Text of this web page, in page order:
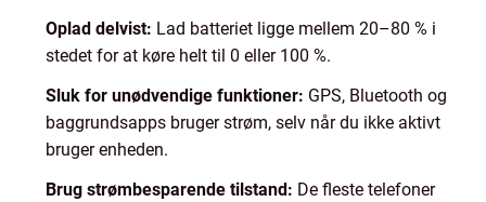
Oplad delvist: Lad batteriet ligge mellem 20–80 % i
stedet for at køre helt til 0 eller 100 %.
Sluk for unødvendige funktioner: GPS, Bluetooth og
baggrundsapps bruger strøm, selv når du ikke aktivt
bruger enheden.
Brug strømbesparende tilstand: De fleste telefoner